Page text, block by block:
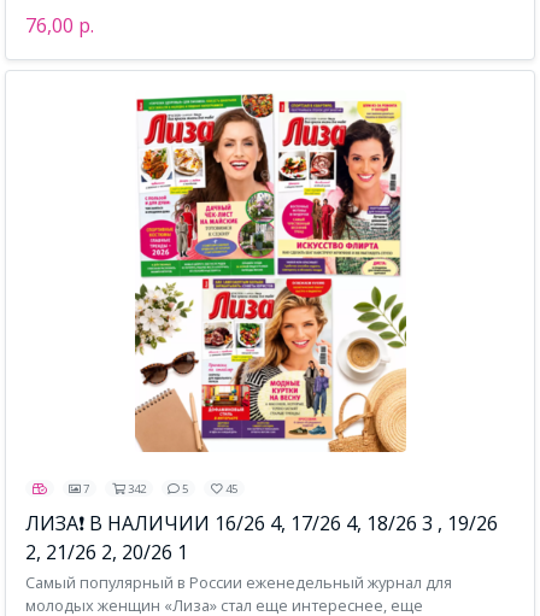
76,00 р.
7 342 5 45
ЛИЗА❗ В НАЛИЧИИ 16/26 4, 17/26 4, 18/26 3 , 19/26
2, 21/26 2, 20/26 1
Самый популярный в России еженедельный журнал для
молодых женщин «Лиза» стал еще интереснее, еще